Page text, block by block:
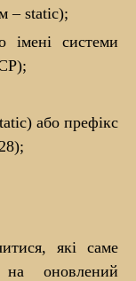
– static);
імені системи
або префікс
які саме
на оновлений